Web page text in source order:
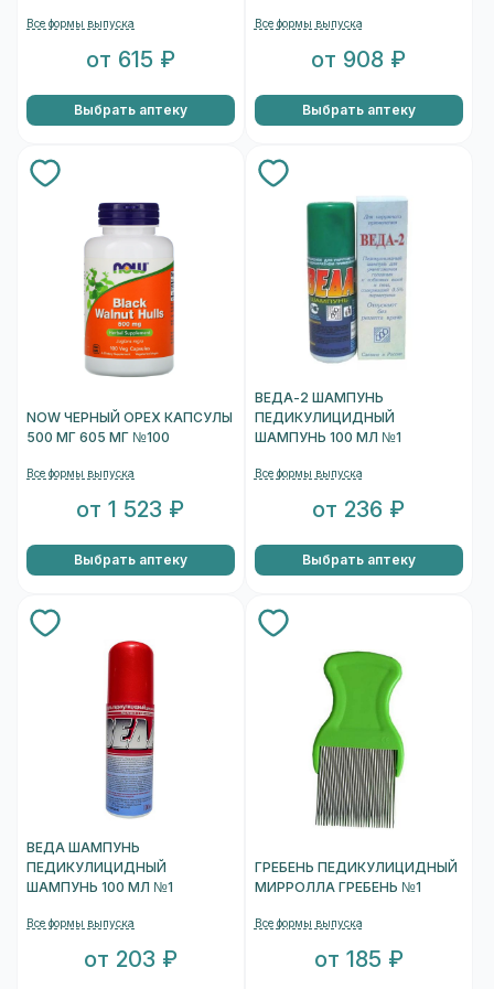
Все формы выпуска
от 615 ₽
Выбрать аптеку
Все формы выпуска
от 908 ₽
Выбрать аптеку
NOW ЧЕРНЫЙ ОРЕХ КАПСУЛЫ
500 МГ 605 МГ №100
Все формы выпуска
от 1 523 ₽
Выбрать аптеку
ВЕДА-2 ШАМПУНЬ
ПЕДИКУЛИЦИДНЫЙ
ШАМПУНЬ 100 МЛ №1
Все формы выпуска
от 236 ₽
Выбрать аптеку
ВЕДА ШАМПУНЬ
ПЕДИКУЛИЦИДНЫЙ
ШАМПУНЬ 100 МЛ №1
Все формы выпуска
от 203 ₽
ГРЕБЕНЬ ПЕДИКУЛИЦИДНЫЙ
МИРРОЛЛА ГРЕБЕНЬ №1
Все формы выпуска
от 185 ₽